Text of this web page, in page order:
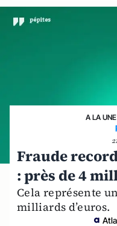
A LA UNE
Fraude
: près de 4
Cela représente
milliards d’euros.